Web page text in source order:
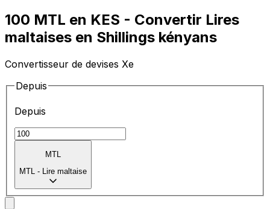
100 MTL en KES - Convertir Lires
maltaises en Shillings kényans
Convertisseur de devises Xe
Depuis
Depuis
MTL
MTL - Lire maltaise